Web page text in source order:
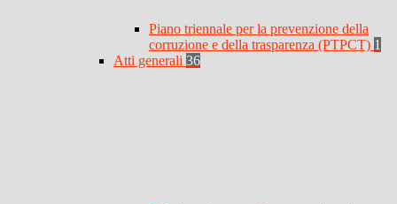
Piano triennale per la prevenzione della
corruzione e della trasparenza (PTPCT) 1
Atti generali 36